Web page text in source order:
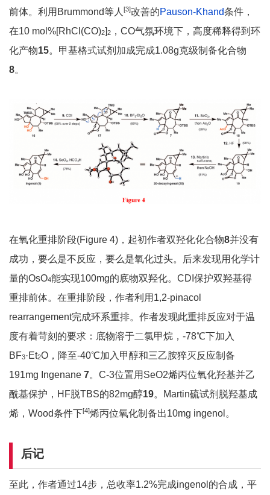
前体。利用Brummond等人 [3]改善的Pauson-Khand条件，
在10 mol%[RhCl(CO)2]2 ，CO气氛环境下，高度稀释得到环
化产物15。甲基格式试剂加成完成1.08g克级制备化合物
8。
在氧化重排阶段(Figure 4)，起初作者双羟化化合物8并没有
成功，要么是不反应，要么是氧化过头。后来发现用化学计
量的OsO4能实现100mg的底物双羟化。CDI保护双羟基得
重排前体。在重排阶段，作者利用1,2-pinacol
rearrangement完成环系重排。作者发现此重排反应对于温
度有着苛刻的要求：底物溶于二氯甲烷，-78℃下加入
BF3·Et2O，降至-40℃加入甲醇和三乙胺猝灭反应制备
191mg Ingenane 7。C-3位置用SeO2烯丙位氧化羟基并乙
酰基保护，HF脱TBS的82mg醇19。Martin硫试剂脱羟基成
烯，Wood条件下[4]烯丙位氧化制备出10mg ingenol。
后记
至此，作者通过14步，总收率1.2%完成ingenol的合成，平